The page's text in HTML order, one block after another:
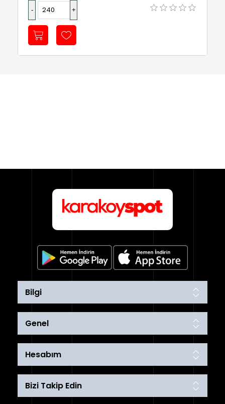
Bilgi
Genel
Hesabım
Bizi Takip Edin